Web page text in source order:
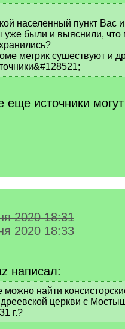
населенный пункт Вас
уже были и выяснили, что
метрик сушествуют и
еще источники
2020 18:31
2020 18:33
написал:
можно найти
церкви с
г.?